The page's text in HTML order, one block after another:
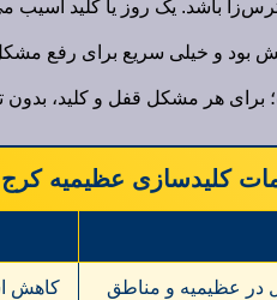
باشد. یک روز یا کلید آسیب
بود و خیلی سریع برای رفع مشکل
هر مشکل قفل و کلید، بدون
کلیدسازی عظیمیه کرج
۳۰ دقیقه به محل در عظیمیه و مناطق
کاهش